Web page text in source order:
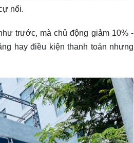
nổi.
trước, mà chủ động giảm 10% -
hay điều kiện thanh toán nhưng